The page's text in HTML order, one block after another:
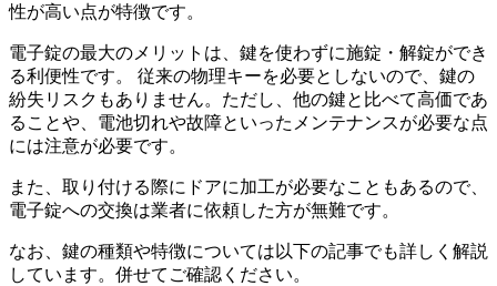
性が高い点が特徴です。
電子錠の最大のメリットは、鍵を使わずに施錠・解錠ができ
る利便性です。 従来の物理キーを必要としないので、鍵の
紛失リスクもありません。ただし、他の鍵と比べて高価であ
ることや、電池切れや故障といったメンテナンスが必要な点
には注意が必要です。
また、取り付ける際にドアに加工が必要なこともあるので、
電子錠への交換は業者に依頼した方が無難です。
なお、鍵の種類や特徴については以下の記事でも詳しく解説
しています。併せてご確認ください。